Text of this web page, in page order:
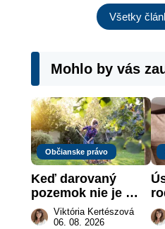
Všetky
Mohlo by vás
Občianske právo
Keď darovaný
pozemok nie je
„hotová vec“: kedy
môže darca žiadať
Viktória Kertészová
06. 08. 2026